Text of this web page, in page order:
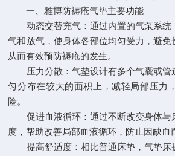
一、 雅博防褥疮气垫主要功能
动态交替充气：通过内置的气泵系统
气和放气，使身体各部位均匀受力，避免
从而有效预防褥疮的发生。
压力分散：气垫设计有多个气囊或管
匀分布在较大的面积上，减轻局部压力
险。
促进血液循环：通过不断改变身体与
度，帮助改善局部血液循环，防止因缺血
提高舒适度：相比普通床垫，气垫床